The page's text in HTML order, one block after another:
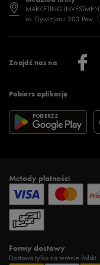
Znajdź nas na
Pobierz aplikację
Regulamin sklepu
Regulamin
Więcej
Jak wybrać buty na
Więcej >
Stylizacje damskie
Sklepy stacjonarne
Klub 50 style
Praca
Informacje o firmie
MARKETING
os. Dywizjonu 303 Paw.
Metody płatności
Formy dostawy
Dostawa tylko na terenie Polski